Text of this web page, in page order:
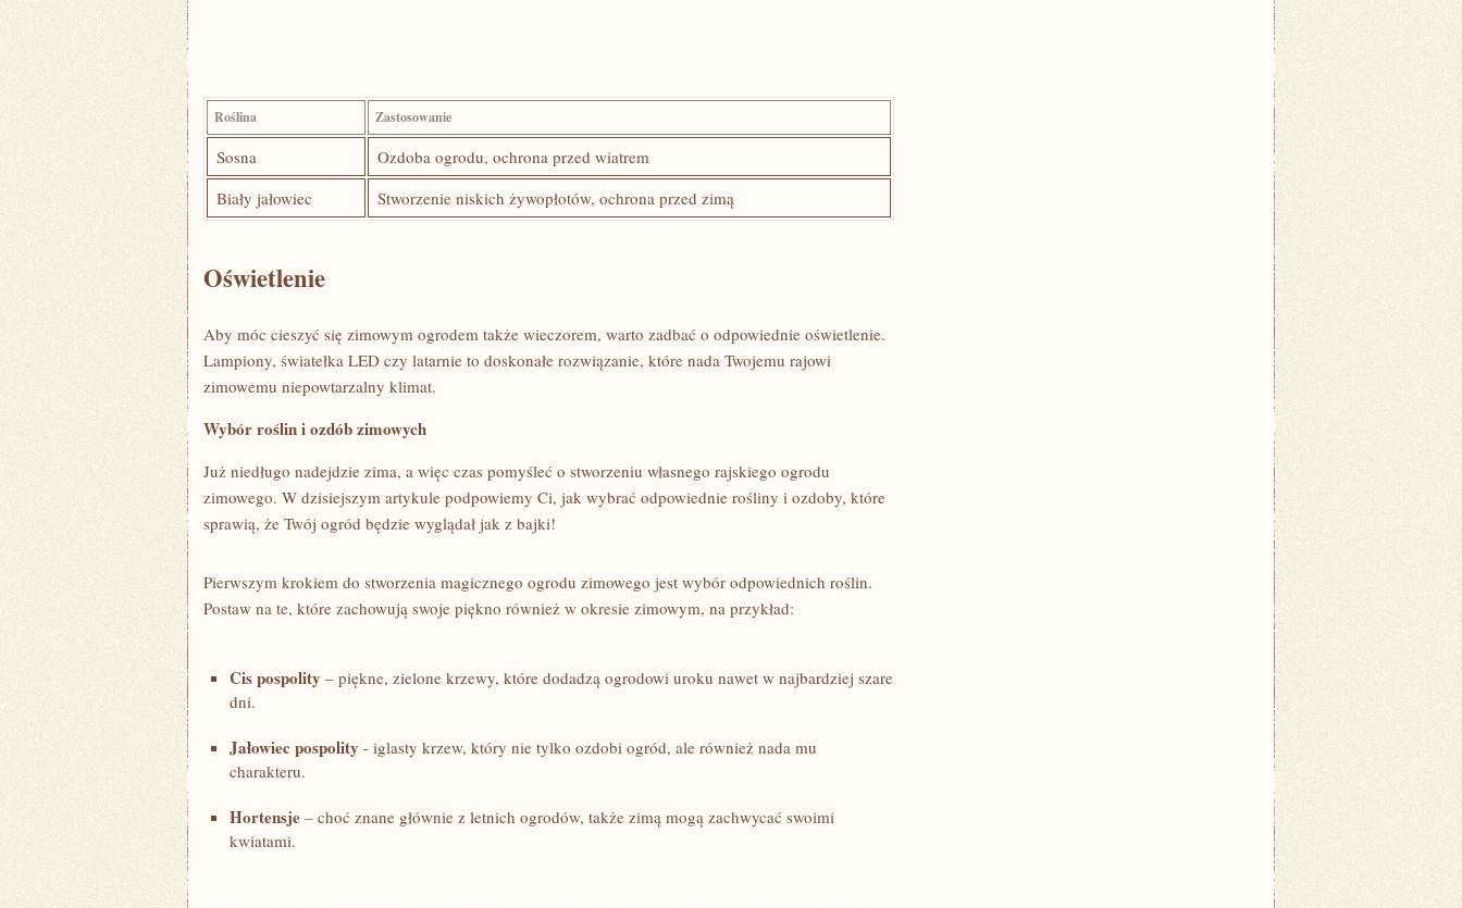
Roślina Zastosowanie
Sosna
Ozdoba ogrodu, ochrona przed wiatrem
Biały ⁢jałowiec
Stworzenie niskich żywopłotów, ochrona przed zimą
Oświetlenie
Aby⁤ móc cieszyć się⁤ zimowym ogrodem także wieczorem, warto zadbać o odpowiednie oświetlenie.
Lampiony, światełka ‍LED czy latarnie to doskonałe rozwiązanie, które nada Twojemu rajowi
zimowemu niepowtarzalny klimat.
Wybór ‍roślin i ozdób zimowych
Już niedługo ‍nadejdzie zima, a więc czas pomyśleć o stworzeniu własnego ‍rajskiego ogrodu
zimowego. W dzisiejszym artykule podpowiemy Ci, ⁤jak wybrać odpowiednie rośliny i ozdoby, które
sprawią, że Twój ogród będzie wyglądał jak z bajki!
Pierwszym ⁢krokiem do stworzenia​ magicznego ogrodu zimowego jest wybór odpowiednich roślin.
Postaw na te, które zachowują swoje piękno również w okresie zimowym, na przykład:
Cis pospolity – piękne, zielone krzewy, które dodadzą ogrodowi uroku nawet w ⁣najbardziej szare
dni.
Jałowiec pospolity ⁣- iglasty krzew, który nie tylko ozdobi ogród, ale również nada‍ mu
charakteru.
Hortensje – choć znane głównie z letnich ogrodów, także zimą mogą zachwycać swoimi
kwiatami.